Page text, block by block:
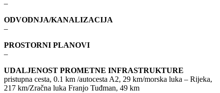
–
ODVODNJA/KANALIZACIJA
–
PROSTORNI PLANOVI
–
UDALJENOST PROMETNE INFRASTRUKTURE
pristupna cesta, 0.1 km /autocesta A2, 29 km/morska luka – Rijeka,
217 km/Zračna luka Franjo Tuđman, 49 km